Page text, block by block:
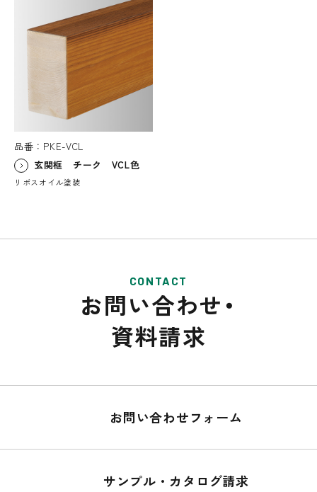
品番：PKE-VCL
玄関框 チーク VCL色
リボスオイル塗装
CONTACT
お問い合わせ・
資料請求
お問い合わせフォーム
サンプル・カタログ請求